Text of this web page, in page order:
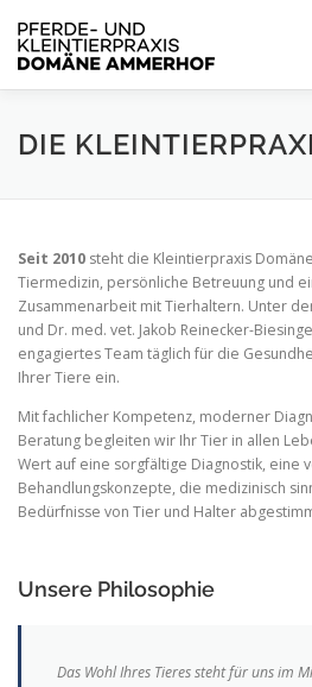
Inhalt
springen
PFERDEPRAXIS
AKTUELLES KONTAKT
DIE
Seit 2010 steht die Kleintierpraxis
Tiermedizin, persönliche Betreuung und
Zusammenarbeit mit Tierhaltern. Unter
und Dr. med. vet. Jakob Reinecker-
engagiertes Team täglich für die
Ihrer Tiere ein.
Mit fachlicher Kompetenz, moderner
Beratung begleiten wir Ihr Tier in allen
Wert auf eine sorgfältige Diagnostik, eine
Behandlungskonzepte, die medizinisch
Bedürfnisse von Tier und Halter
Unsere Philosophie
Das Wohl Ihres Tieres steht für uns im